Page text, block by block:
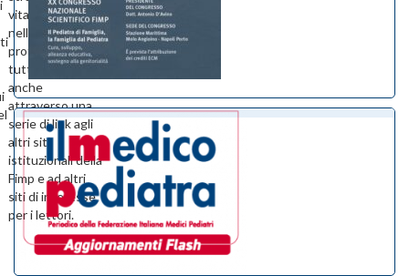
vitale e attivo
nella vita
professionale di
tutti i giorni,
anche
attraverso una
serie di link agli
altri siti
istituzionali della
Fimp e ad altri
siti di interesse
per i lettori.